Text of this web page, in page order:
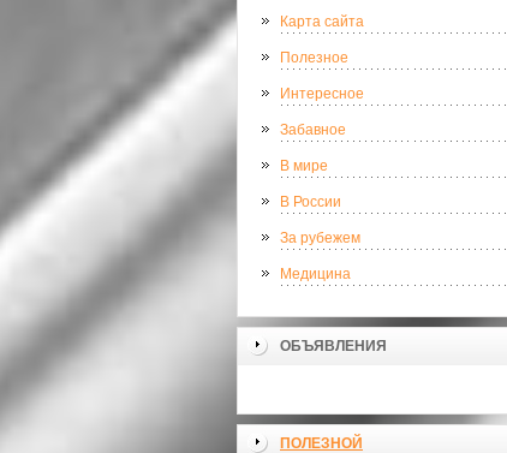
Карта сайта
Полезное
Интересное
Забавное
В мире
В России
За рубежем
Медицина
ОБЪЯВЛЕНИЯ
ПОЛЕЗНОЙ